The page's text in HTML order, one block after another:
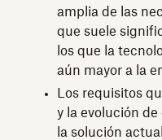
amplia de las
que suele
los que la
aún mayor a la
Los requisitos
y la evolución
la solución